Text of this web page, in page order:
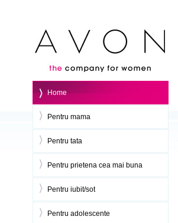
Home
Pentru mama
Pentru tata
Pentru prietena cea mai buna
Pentru iubit/sot
Pentru adolescente